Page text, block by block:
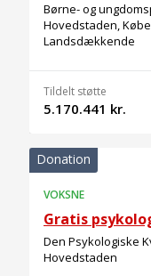
Børne- og
Hovedstaden,
Landsdækkende
Tildelt støtte
5.170.441 kr.
Donation
VOKSNE
Gratis
Den Psykologiske
Hovedstaden